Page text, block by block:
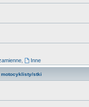
Inne
motocyklisty/stki